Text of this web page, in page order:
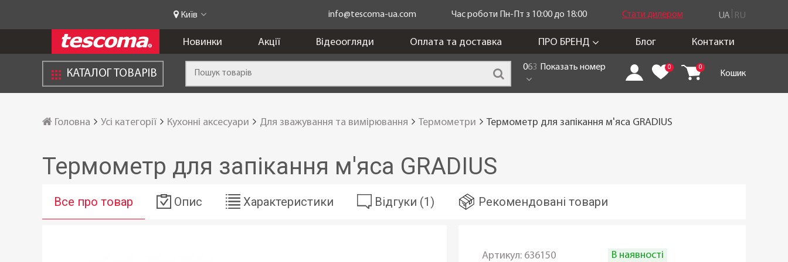
Київ info@tescoma-ua.com Час роботи Пн-Пт з 10:00 до 18:00 Стати дилером UA RU
Новинки Акції Відеоогляди Оплата та доставка ПРО БРЕНД Блог Контакти
КАТАЛОГ ТОВАРІВ
063 Показать номер 0 0
Кошик
Головна Усі категорії Кухонні аксесуари Для зважування та вимірювання Термометри Термометр для запікання м'яса GRADIUS
Термометр для запікання м'яса GRADIUS
Все про товар Опис Характеристики Відгуки (1) Рекомендовані товари
Артикул: 636150 В наявності